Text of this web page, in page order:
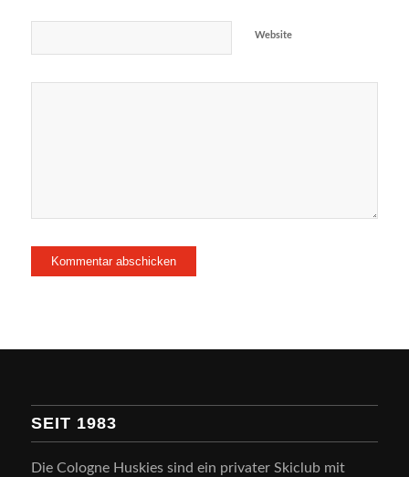
Website
SEIT 1983
Die Cologne Huskies sind ein privater Skiclub mit